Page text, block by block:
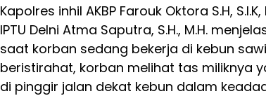
Kapolres inhil AKBP Farouk Oktora S.H,
IPTU Delni Atma Saputra, S.H., M.H.
saat korban sedang bekerja di kebun
beristirahat, korban melihat tas miliknya
di pinggir jalan dekat kebun dalam